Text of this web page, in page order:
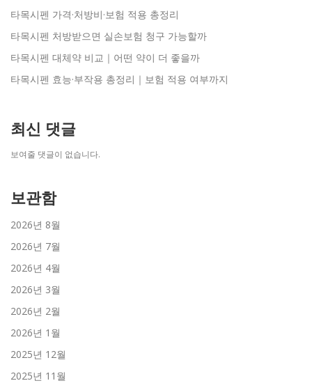
타목시펜 가격·처방비·보험 적용 총정리
타목시펜 처방받으면 실손보험 청구 가능할까
타목시펜 대체약 비교｜어떤 약이 더 좋을까
타목시펜 효능·부작용 총정리｜보험 적용 여부까지
최신 댓글
보여줄 댓글이 없습니다.
보관함
2026년 8월
2026년 7월
2026년 4월
2026년 3월
2026년 2월
2026년 1월
2025년 12월
2025년 11월